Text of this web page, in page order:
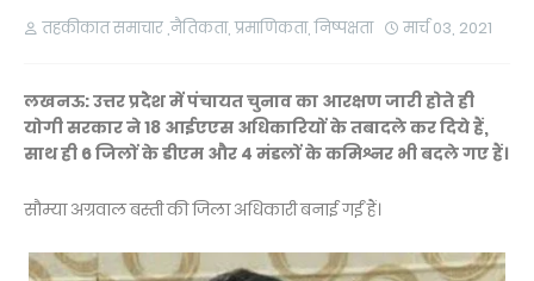
तहकीकात समाचार ,नैतिकता, प्रमाणिकता, निष्पक्षता मार्च 03, 2021
लखनऊ: उत्तर प्रदेेश में पंचायत चुनाव का आरक्षण जारीहोते ही
योगी सरकार ने 18 आईएएस अधिकारियों के तबादले कर दिये हैं,
साथ ही 6 जिलों के डीएम और 4 मंडलों के कमिश्नर भी बदले गए हैं।
सौम्या अग्रवाल बस्ती की जिला अधिकारी बनाई गईं हैं।